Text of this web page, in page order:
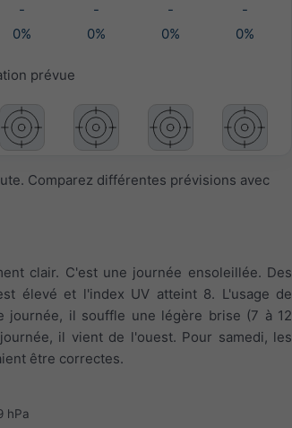
- - -
-
0% 0% 0% 0%
prévue
Comparez différentes prévisions avec
clair. C'est une journée ensoleillée. Des
élevé et l'index UV atteint 8. L'usage de
journée, il souffle une légère brise (7 à 12
il vient de l'ouest. Pour samedi, les
être correctes.
hPa